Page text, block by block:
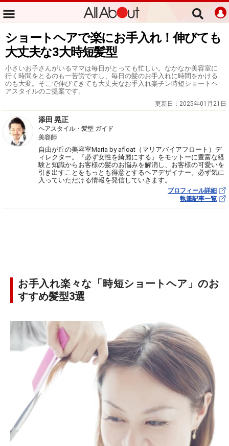
ショートヘアで楽にお手入れ！伸びても
大丈夫な3大時短髪型
小さいお子さんがいるママは毎日がとっても忙しい。なかなか美容室に
行く時間をとるのも一苦労ですし、毎日の髪のお手入れに時間をかける
のも大変。そこで伸びてきても大丈夫なお手入れ楽チン時短ショートヘ
アスタイルのご提案です。
更新日： 2025年01月21日
添田 晃正
ヘアスタイル・髪型 ガイド
美容師
自由が丘の美容室Maria by afloat（マリアバイアフロート）デ
ィレクター。『必ず女性を綺麗にする』をモットーに豊富な経
験と知識からお客様の髪のお悩みを解消し、お客様の可愛いを
引き出すことをもっとも得意とするヘアデザイナー。必ず気に
入っていただける情報を発信していきます。
プロフィール詳細
執筆記事一覧
お手入れ楽々な「時短ショートヘア」のお
すすめ髪型3選